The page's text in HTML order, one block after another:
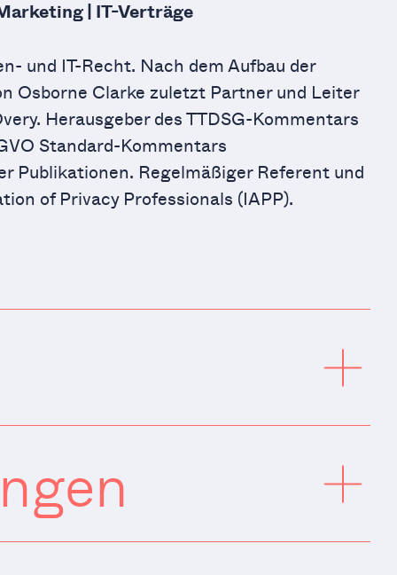
| IT-Verträge
und IT-Recht. Nach dem Aufbau der
Osborne Clarke zuletzt Partner und Leiter
Herausgeber des TTDSG-Kommentars
Standard-Kommentars
Publikationen. Regelmäßiger Referent und
of Privacy Professionals (IAPP).